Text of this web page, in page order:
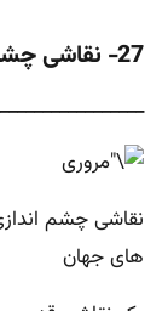
27- نقاشی چشم اندازی با سقوط ایکاروس
نقاشی چشم
های جهان